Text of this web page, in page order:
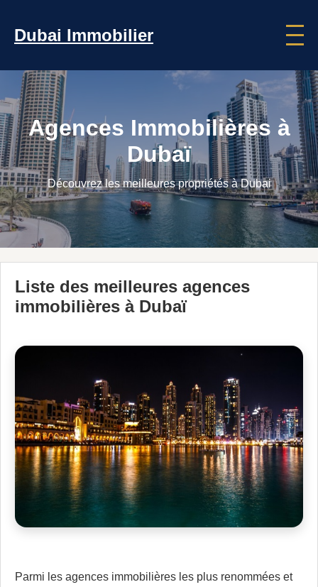
Dubai Immobilier
Agences Immobilières à
Dubaï
Découvrez les meilleures propriétés à Dubai
Liste des meilleures agences
immobilières à Dubaï
Parmi les agences immobilières les plus renommées et